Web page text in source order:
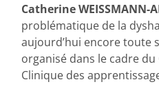
Catherine WEISSMANN-
problématique de la
aujourd’hui encore toute
organisé dans le cadre du
Clinique des